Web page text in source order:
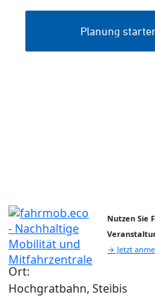
Nutzen Sie
→ Jetzt
Ort:
Hochgratbahn, Steibis